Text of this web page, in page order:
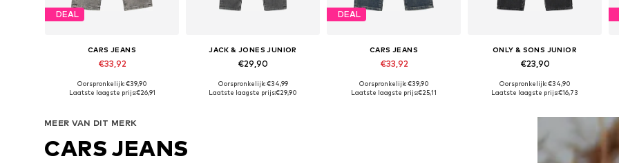
DEAL
CARS JEANS
€33,92
Beschikbaar in vele maten
Oorspronkelijk: €39,90
Laatste laagste prijs:€26,91
JACK & JONES JUNIOR
€29,90
Beschikbaar in vele maten
Oorspronkelijk: €34,99
Laatste laagste prijs:€29,90
DEAL
CARS JEANS
€33,92
Beschikbaar in vele maten
Oorspronkelijk: €39,90
Laatste laagste prijs:€25,11
ONLY & SONS JUNIOR
€23,90
Beschikbaar in vele maten
Oorspronkelijk: €34,90
Laatste laagste prijs:€16,73
MEER VAN DIT MERK
CARS JEANS